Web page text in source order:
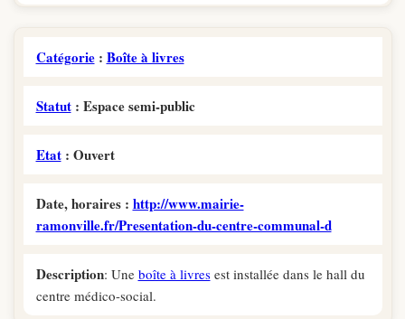
Catégorie: Boîte à livres
Statut: Espace semi-public
Etat: Ouvert
Date, horaires : http://www.mairie-
ramonville.fr/Presentation-du-centre-communal-d
Description: Une boîte à livresest installée dans le hall du
centre médico-social.